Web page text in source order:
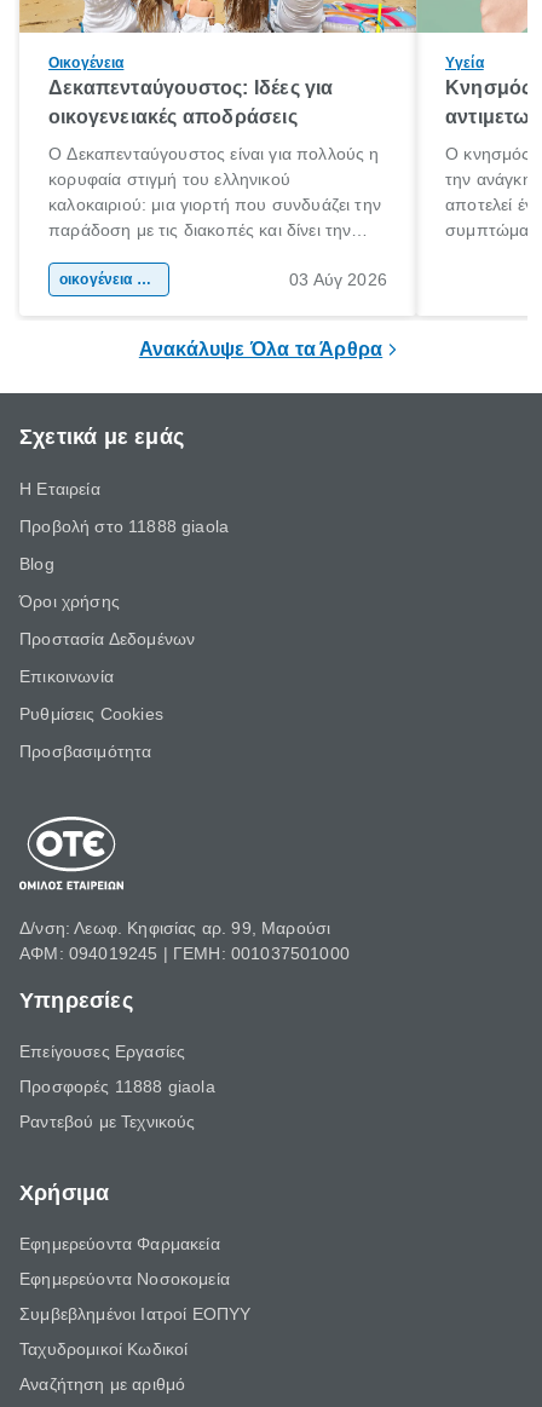
Οικογένεια
Δεκαπενταύγουστος: Ιδέες για
οικογενειακές αποδράσεις
Ο Δεκαπενταύγουστος είναι για πολλούς η
κορυφαία στιγμή του ελληνικού
καλοκαιριού: μια γιορτή που συνδυάζει την
παράδοση με τις διακοπές και δίνει την
χώρας. Είτε πρόκειται για λίγες μέρες
οικογένεια & παιδί 03 Αύγ 2026
Υγεία
Κνησμός:
Ο κνησμός
την ανάγκη
αποτελεί
Ανακάλυψε Όλα τα Άρθρα
Σχετικά με εμάς
Η Εταιρεία
Προβολή στο 11888 giaola
Blog
Όροι χρήσης
Προστασία Δεδομένων
Επικοινωνία
Ρυθμίσεις Cookies
Προσβασιμότητα
Δ/νση: Λεωφ. Κηφισίας αρ. 99, Μαρούσι
ΑΦΜ: 094019245 | ΓΕΜΗ: 001037501000
Υπηρεσίες
Επείγουσες Εργασίες
Προσφορές 11888 giaola
Ραντεβού με Τεχνικούς
Χρήσιμα
Εφημερεύοντα Φαρμακεία
Εφημερεύοντα Νοσοκομεία
Συμβεβλημένοι Ιατροί ΕΟΠΥΥ
Ταχυδρομικοί Κωδικοί
Αναζήτηση με αριθμό